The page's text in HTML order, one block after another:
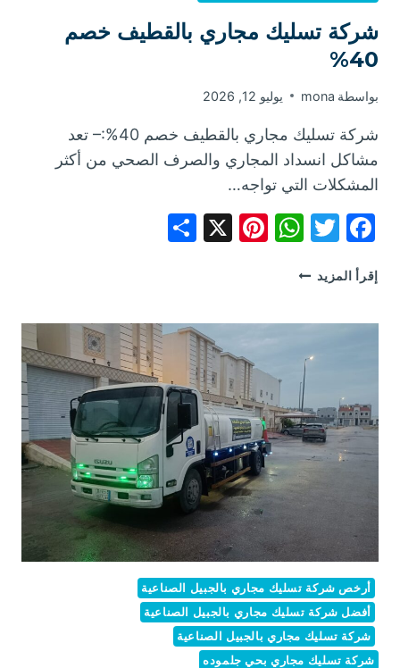
شركة تسليك مجاري بالقطيف خصم
40%
بواسطة mona يوليو 12, 2026
شركة تسليك مجاري بالقطيف خصم 40%:– تعد
مشاكل انسداد المجاري والصرف الصحي من أكثر
المشكلات التي تواجه…
Facebook
Twitter
WhatsApp
Pinterest
X
إقرأ المزيد شركة
خصم
40%
أرخص شركة تسليك مجاري بالجبيل الصناعية
أفضل شركة تسليك مجاري بالجبيل الصناعية
شركة تسليك مجاري بالجبيل الصناعية
شركة تسليك مجاري بحي جلموده